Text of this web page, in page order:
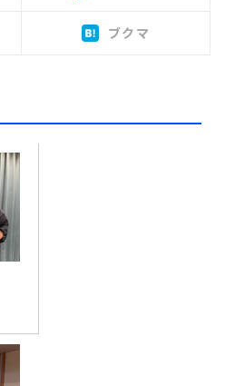
ブクマ